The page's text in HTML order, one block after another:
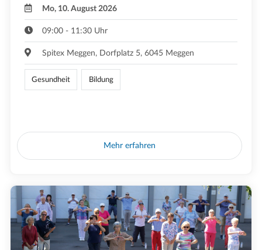
Mo, 10. August 2026
09:00 - 11:30 Uhr
Spitex Meggen, Dorfplatz 5, 6045 Meggen
Gesundheit Bildung
Mehr erfahren